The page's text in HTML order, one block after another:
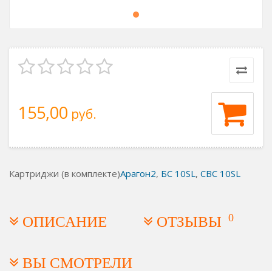
155,00 руб.
Картриджи (в комплекте)Арагон2, БС 10SL, СВС 10SL
ОПИСАНИЕ ОТЗЫВЫ 0
ВЫ СМОТРЕЛИ